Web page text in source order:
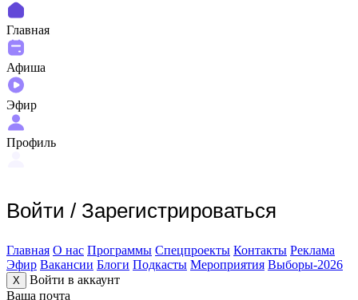
Главная
Афиша
Эфир
Профиль
Войти / Зарегистрироваться
Главная О нас Программы Спецпроекты Контакты Реклама
Эфир Вакансии Блоги Подкасты Мероприятия Выборы-2026
X
Войти в аккаунт
Ваша почта